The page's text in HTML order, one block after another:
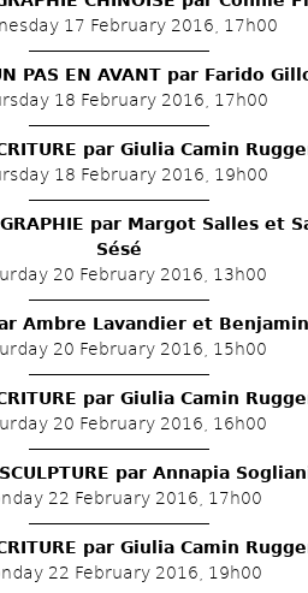
17 February 2016, 17h00
PAS EN AVANT par Farido
18 February 2016, 17h00
par Giulia Camin
18 February 2016, 19h00
par Margot Salles et
Sésé
20 February 2016, 13h00
Ambre Lavandier et
20 February 2016, 15h00
par Giulia Camin
20 February 2016, 16h00
par Annapia
22 February 2016, 17h00
par Giulia Camin
22 February 2016, 19h00